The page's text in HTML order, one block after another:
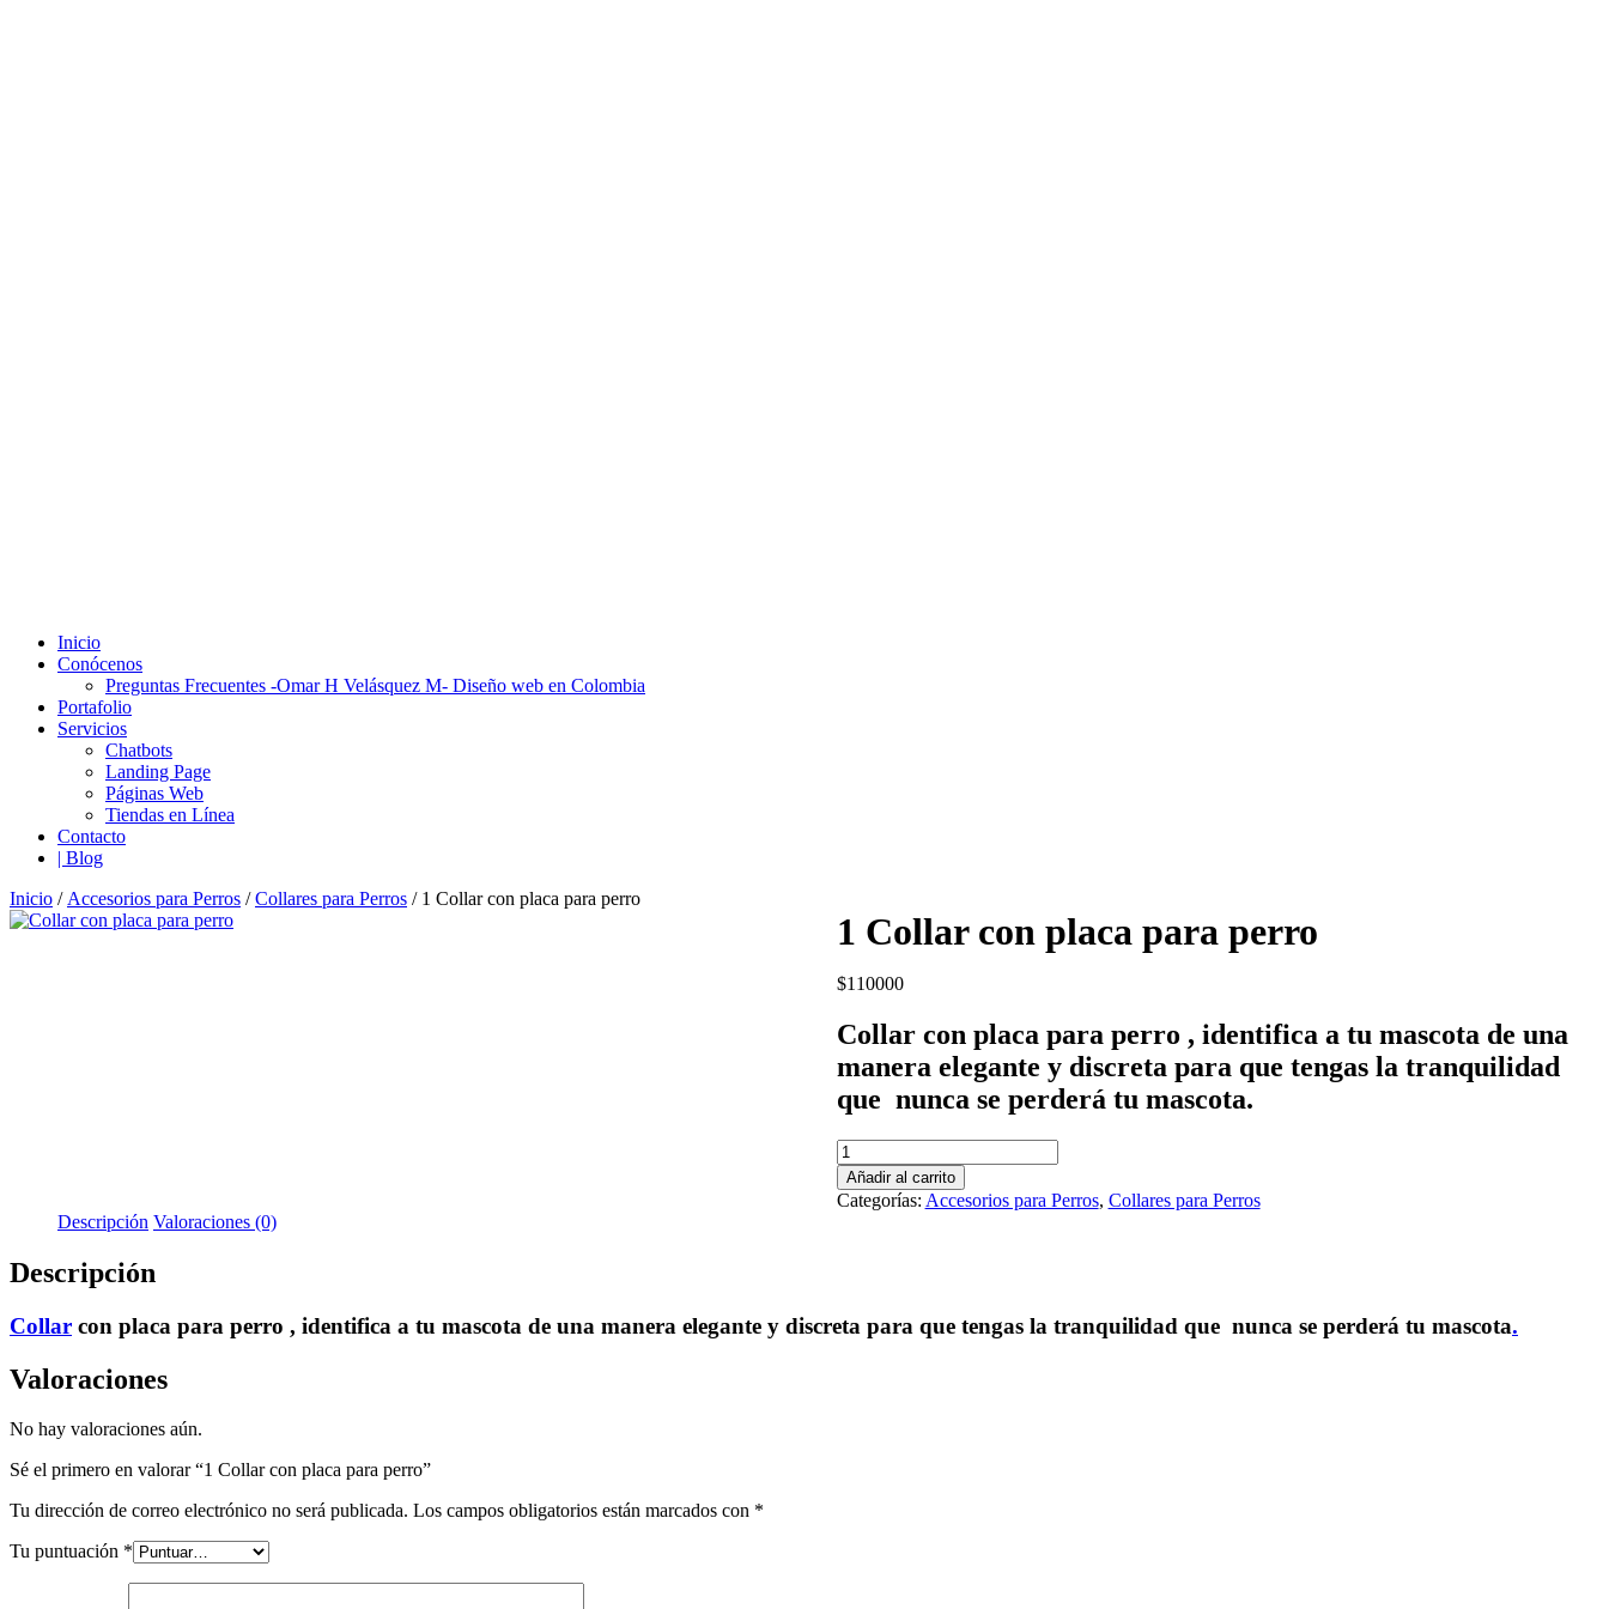
Inicio
Conócenos
Preguntas Frecuentes -Omar H Velásquez M- Diseño web en Colombia
Portafolio
Servicios
Chatbots
Landing Page
Páginas Web
Tiendas en Línea
Contacto
| Blog
Inicio / Accesorios para Perros /Collares para Perros / 1 Collar con placa para perro
1 Collar con placa para perro
$110000
Collar con placa para perro , identifica a tu mascota de una
manera elegante y discreta para que tengas la tranquilidad
que nunca se perderá tu mascota.
1
Collar
con
placa
Añadir al carrito
Categorías: Accesorios para Perros, Collares para Perros
Descripción Valoraciones (0)
Descripción
Collar con placa para perro , identifica a tu mascota de una manera elegante y discreta para que tengas la tranquilidad que nunca se perderá tu mascota.
Valoraciones
No hay valoraciones aún.
Sé el primero en valorar “1 Collar con placa para perro”
Tu dirección de correo electrónico no será publicada. Los campos obligatorios están marcados con *
Tu puntuación *